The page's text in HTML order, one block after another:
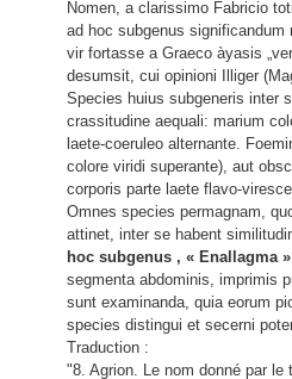
Nomen, a clarissimo Fabricio
ad hoc subgenus
vir fortasse a Graeco àyasis
desumsit, cui opinioni Illiger
Species huius subgeneris inter
crassitudine aequali: marium
laete-coeruleo alternante.
colore viridi superante), aut
corporis parte laete flavo-
Omnes species permagnam,
attinet, inter se habent
hoc subgenus , « Enallagma
segmenta abdominis, imprimis
sunt examinanda, quia eorum
species distingui et secerni
Traduction :
"8. Agrion. Le nom donné par